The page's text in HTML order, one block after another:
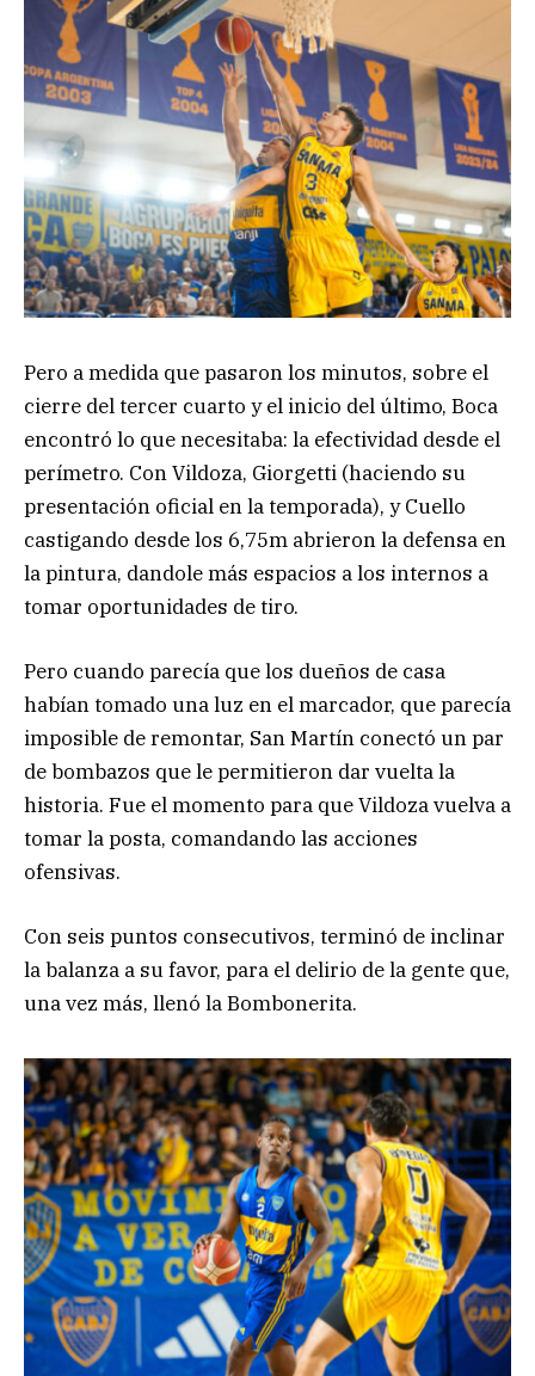
Pero a medida que pasaron los minutos, sobre el
cierre del tercer cuarto y el inicio del último, Boca
encontró lo que necesitaba: la efectividad desde el
perímetro. Con Vildoza, Giorgetti (haciendo su
presentación oficial en la temporada), y Cuello
castigando desde los 6,75m abrieron la defensa en
la pintura, dandole más espacios a los internos a
tomar oportunidades de tiro.
Pero cuando parecía que los dueños de casa
habían tomado una luz en el marcador, que parecía
imposible de remontar, San Martín conectó un par
de bombazos que le permitieron dar vuelta la
historia. Fue el momento para que Vildoza vuelva a
tomar la posta, comandando las acciones
ofensivas.
Con seis puntos consecutivos, terminó de inclinar
la balanza a su favor, para el delirio de la gente que,
una vez más, llenó la Bombonerita.